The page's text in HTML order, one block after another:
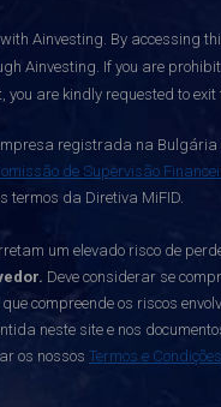
Ainvesting. By accessing
Ainvesting. If you are
are kindly requested to
registrada na Bulgária
de Supervisão
termos da Diretiva MiFID.
um elevado risco de
Deve considerar se
compreende os riscos
neste site e nos
os nossos Termos e Condições